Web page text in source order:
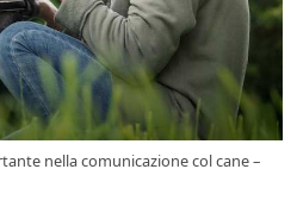
nella comunicazione col cane –